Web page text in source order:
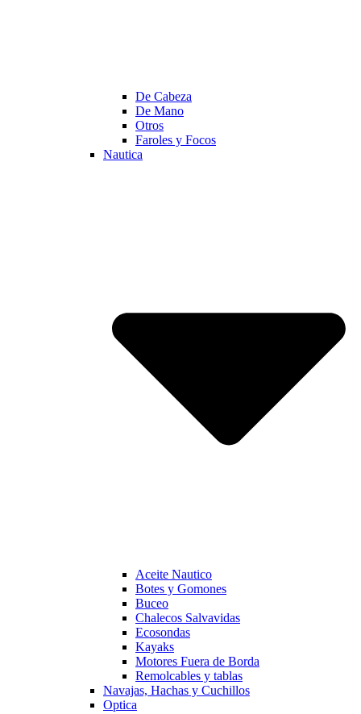
De Cabeza
De Mano
Otros
Faroles y Focos
Nautica
Aceite Nautico
Botes y Gomones
Buceo
Chalecos Salvavidas
Ecosondas
Kayaks
Motores Fuera de Borda
Remolcables y tablas
Navajas, Hachas y Cuchillos
Optica